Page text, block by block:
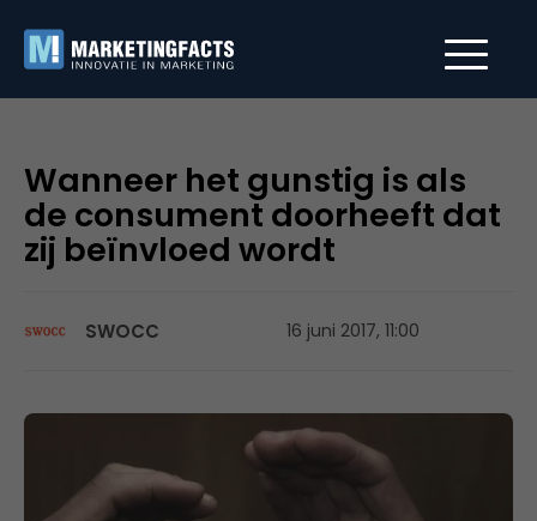
Wanneer het gunstig is als
de consument doorheeft dat
zij beïnvloed wordt
SWOCC 16 juni 2017, 11:00